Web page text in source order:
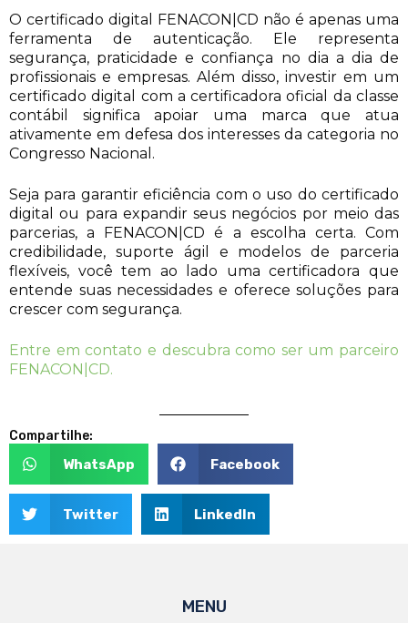
O certificado digital FENACON|CD não é apenas uma
ferramenta de autenticação. Ele representa
segurança, praticidade e confiança no dia a dia de
profissionais e empresas. Além disso, investir em um
certificado digital com a certificadora oficial da classe
contábil significa apoiar uma marca que atua
ativamente em defesa dos interesses da categoria no
Congresso Nacional.
Seja para garantir eficiência com o uso do certificado
digital ou para expandir seus negócios por meio das
parcerias, a FENACON|CD é a escolha certa. Com
credibilidade, suporte ágil e modelos de parceria
flexíveis, você tem ao lado uma certificadora que
entende suas necessidades e oferece soluções para
crescer com segurança.
Entre em contato e descubra como ser um parceiro
FENACON|CD.
Compartilhe:
WhatsApp Facebook
Twitter LinkedIn
MENU